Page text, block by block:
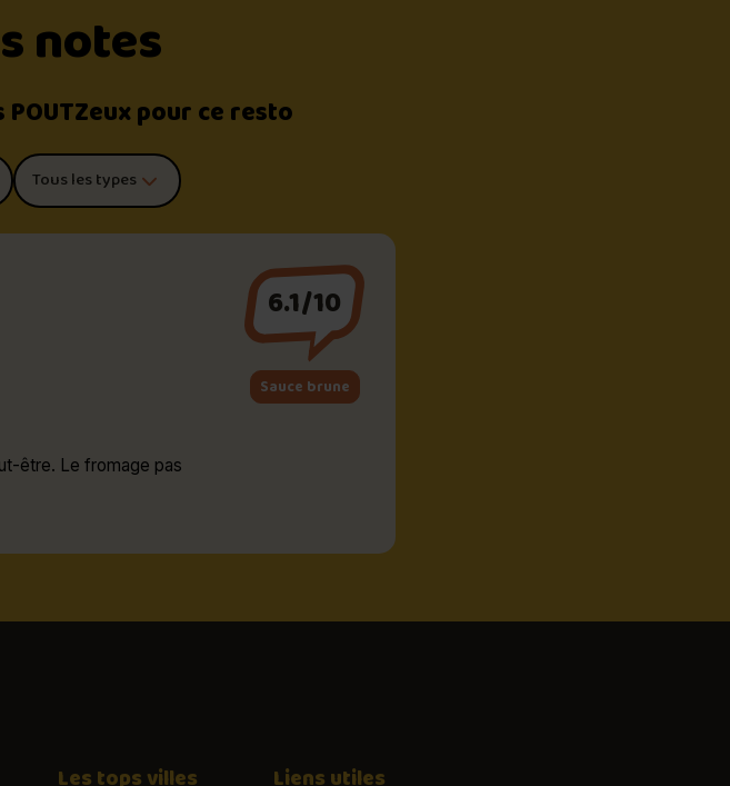
notes
pour ce resto
les commentaires
par type de poutine
6.1/10
Sauce brune
être. Le fromage pas
Les tops villes Liens utiles